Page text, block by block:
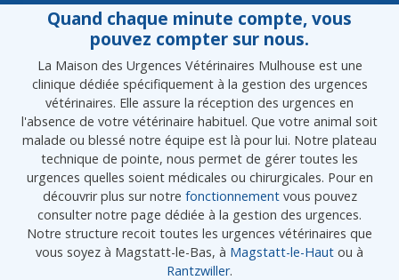
Quand chaque minute compte, vous
pouvez compter sur nous.
La Maison des Urgences Vétérinaires Mulhouse est une
clinique dédiée spécifiquement à la gestion des urgences
vétérinaires. Elle assure la réception des urgences en
l'absence de votre vétérinaire habituel. Que votre animal soit
malade ou blessé notre équipe est là pour lui. Notre plateau
technique de pointe, nous permet de gérer toutes les
urgences quelles soient médicales ou chirurgicales. Pour en
découvrir plus sur notre fonctionnementvous pouvez
consulter notre page dédiée à la gestion des urgences.
Notre structure recoit toutes les urgences vétérinaires que
vous soyez à Magstatt-le-Bas, à Magstatt-le-Haut ou à
Rantzwiller.